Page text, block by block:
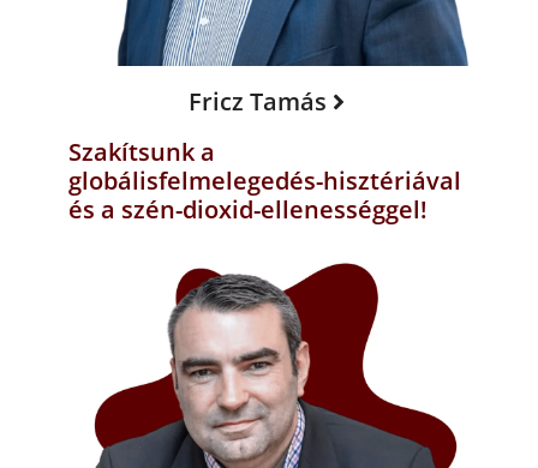
Fricz Tamás
Szakítsunk a
globálisfelmelegedés-hisztériával
és a szén-dioxid-ellenességgel!